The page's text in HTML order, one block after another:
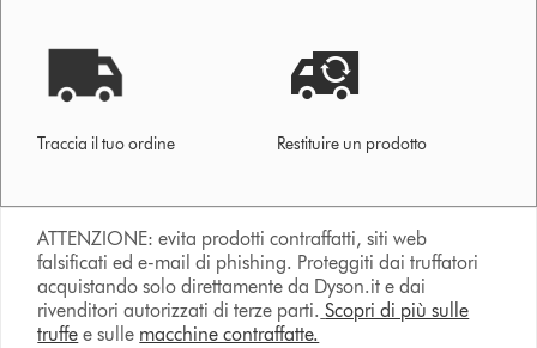
Traccia il tuo ordine Restituire un prodotto
ATTENZIONE: evita prodotti contraffatti, siti web
falsificati ed e-mail di phishing. Proteggiti dai truffatori
acquistando solo direttamente da Dyson.it e dai
rivenditori autorizzati di terze parti. Scopri di più sulle
truffe e sulle macchine contraffatte.